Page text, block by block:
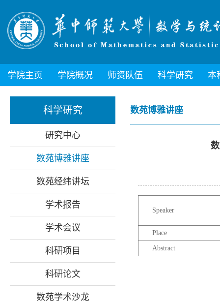
学院主页 学院概况 师资队伍 科学研究 本
科学研究
研究中心
数苑博雅讲座
数苑经纬讲坛
学术报告
学术会议
科研项目
科研论文
数苑学术沙龙
数苑博雅讲座
Speaker
Place
Abstract